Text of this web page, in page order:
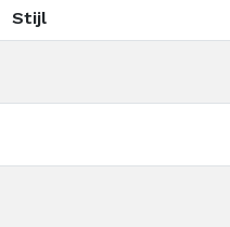
Stijl